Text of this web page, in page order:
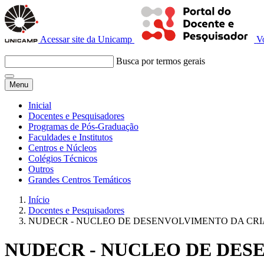
Acessar site da Unicamp
Busca por termos gerais
Menu
Inicial
Docentes e Pesquisadores
Programas de Pós-Graduação
Faculdades e Institutos
Centros e Núcleos
Colégios Técnicos
Outros
Grandes Centros Temáticos
Início
Docentes e Pesquisadores
NUDECR - NUCLEO DE DESENVOLVIMENTO DA
NUDECR - NUCLEO DE